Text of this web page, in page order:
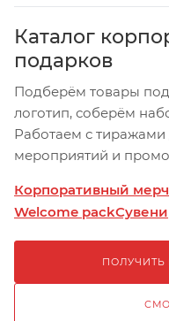
Каталог
подарков
Подберём товары
логотип, соберём
Работаем с тиражами
мероприятий и
Корпоративный мерч
Welcome pack
ПОЛУЧИТЬ